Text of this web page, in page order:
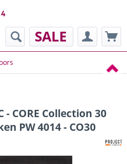
SALE
- CORE Collection 30
PW 4014 - CO30